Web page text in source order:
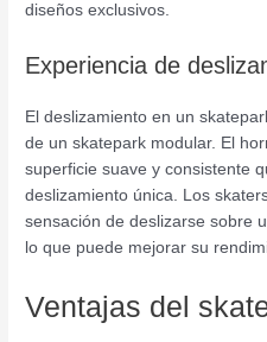
diseños exclusivos.
Experiencia de
El deslizamiento en un
de un skatepark modular. El
superficie suave y consistente
deslizamiento única. Los
sensación de deslizarse sobre
lo que puede mejorar su
Ventajas del